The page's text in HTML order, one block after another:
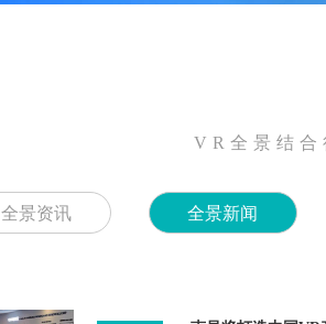
VR全景结合
全景资讯 全景新闻